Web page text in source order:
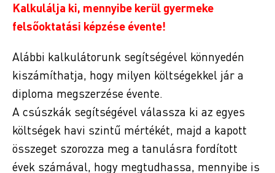
Kalkulálja ki, mennyibe kerül gyermeke
felsőoktatási képzése évente!
Alábbi kalkulátorunk segítségével könnyedén
kiszámíthatja, hogy milyen költségekkel jár a
diploma megszerzése évente.
A csúszkák segítségével válassza ki az egyes
költségek havi szintű mértékét, majd a kapott
összeget szorozza meg a tanulásra fordított
évek számával, hogy megtudhassa, mennyibe is